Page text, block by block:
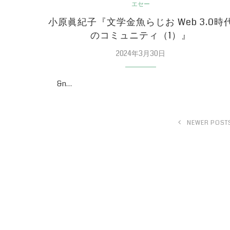
エセー
小原眞紀子『文学金魚らじお Web 3.0時
のコミュニティ（1）』
2024年3月30日
&n…
NEWER